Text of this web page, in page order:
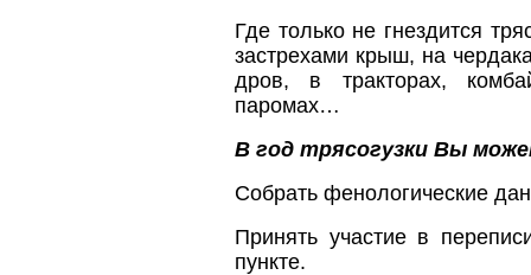
Где только не гнездится
застрехами крыш, на
дров, в тракторах,
паромах…
В год трясогузки Вы
Собрать фенологические
Принять участие в
пункте.